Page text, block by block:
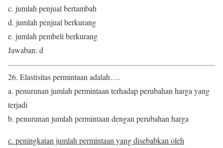
c. jumlah penjual bertambah
d. jumlah penjual berkurang
e. jumlah pembeli berkurang
Jawaban: d
26. Elastisitas permintaan adalah….
a. penurunan jumlah permintaan terhadap perubahan harga yang
terjadi
b. penurunan jumlah permintaan dengan perubahan harga
c. peningkatan jumlah permintaan yang disebabkan oleh